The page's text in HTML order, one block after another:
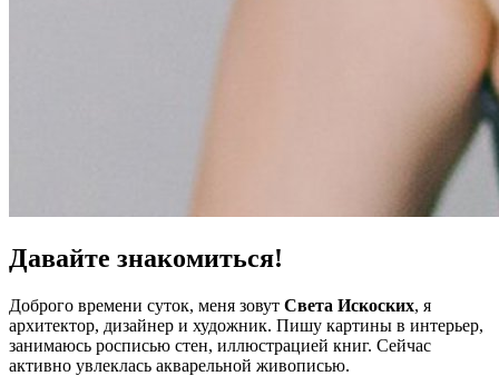
Давайте знакомиться!
Доброго времени суток, меня зовут Света Искоских, я
архитектор, дизайнер и художник. Пишу картины в интерьер,
занимаюсь росписью стен, иллюстрацией книг. Сейчас
активно увлеклась акварельной живописью.